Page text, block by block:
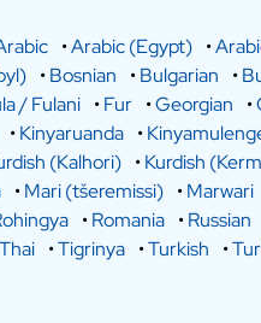
•Arabic (Egypt) •
•Bosnian •Bulgarian •
/ Fulani •Fur •Georgian •
•Kinyaruanda •
(Kalhori) •Kurdish
•Mari (tšeremissi) •Marwari
•Romania •Russian
Thai •Tigrinya •Turkish •